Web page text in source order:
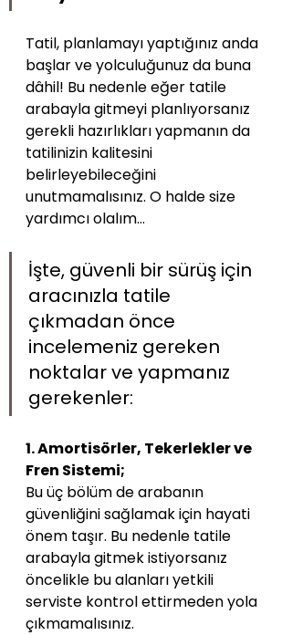
Tatil, planlamayı yaptığınız anda
başlar ve yolculuğunuz da buna
dâhil! Bu nedenle eğer tatile
arabayla gitmeyi planlıyorsanız
gerekli hazırlıkları yapmanın da
tatilinizin kalitesini
belirleyebileceğini
unutmamalısınız. O halde size
yardımcı olalım…
İşte, güvenli bir sürüş için
aracınızla tatile
çıkmadan önce
incelemeniz gereken
noktalar ve yapmanız
gerekenler:
1. Amortisörler, Tekerlekler ve
Fren Sistemi;
Bu üç bölüm de arabanın
güvenliğini sağlamak için hayati
önem taşır. Bu nedenle tatile
arabayla gitmek istiyorsanız
öncelikle bu alanları yetkili
serviste kontrol ettirmeden yola
çıkmamalısınız.